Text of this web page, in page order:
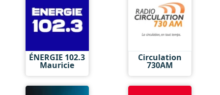
ÉNERGIE 102.3
Mauricie
Circulation
730AM